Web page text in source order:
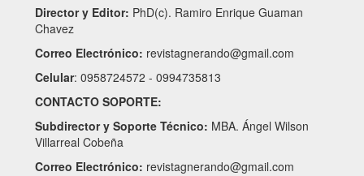
Director y Editor: PhD(c). Ramiro Enrique Guaman
Chavez
Correo Electrónico: revistagnerando@gmail.com
Celular: 0958724572 - 0994735813
CONTACTO SOPORTE:
Subdirector y Soporte Técnico: MBA. Ángel Wilson
Villarreal Cobeña
Correo Electrónico: revistagnerando@gmail.com